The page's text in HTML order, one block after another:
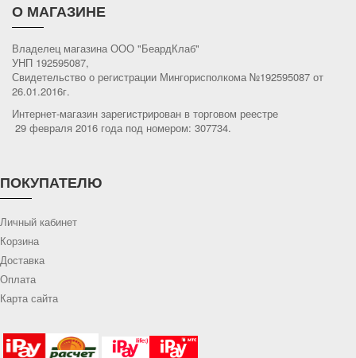
О МАГАЗИНЕ
Владелец магазина ООО "БеардКлаб"
УНП 192595087,
Свидетельство о регистрации Мингорисполкома №192595087 от
26.01.2016г.
Интернет-магазин зарегистрирован в торговом реестре
29 февраля 2016 года под номером: 307734.
ПОКУПАТЕЛЮ
Личный кабинет
Корзина
Доставка
Оплата
Карта сайта